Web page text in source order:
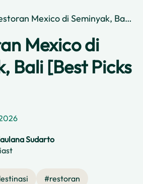
Mexico di Seminyak, Bali [Best Picks + Maps]
Mexico di
Bali [Best Picks
Sudarto
#restoran